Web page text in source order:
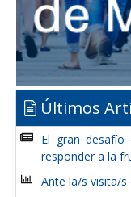
Últimos
El gran
responder a la
Ante la/s visita/s